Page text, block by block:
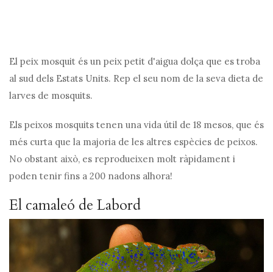
El peix mosquit és un peix petit d'aigua dolça que es troba
al sud dels Estats Units. Rep el seu nom de la seva dieta de
larves de mosquits.
Els peixos mosquits tenen una vida útil de 18 mesos, que és
més curta que la majoria de les altres espècies de peixos.
No obstant això, es reprodueixen molt ràpidament i
poden tenir fins a 200 nadons alhora!
El camaleó de Labord